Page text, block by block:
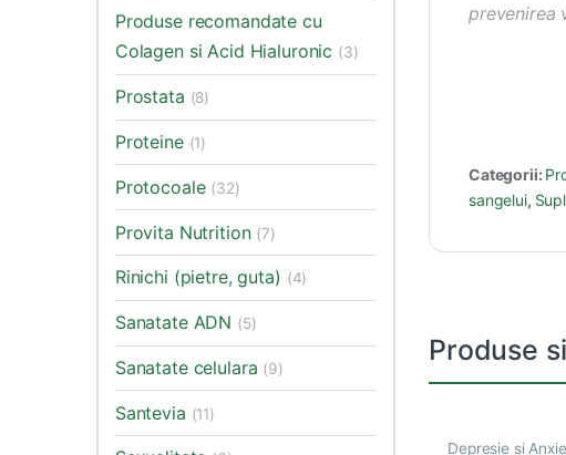
prevenirea
Categorii:
sangelui,
Produse
Depresie si
Produse recomandate cu
Colagen si Acid Hialuronic (3)
Prostata (8)
Proteine (1)
Protocoale (32)
Provita Nutrition (7)
Rinichi (pietre, guta) (4)
Sanatate ADN (5)
Sanatate celulara (9)
Santevia (11)